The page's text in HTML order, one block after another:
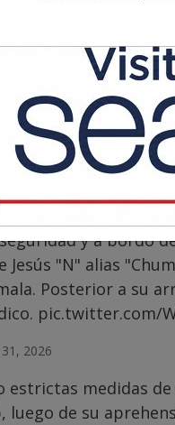
(Mingob)
“chuma”, quien
al narcotráfico.
el pasado sábado
de la
Policía Nacional
en el país
y a bordo
"N" alias
Posterior a su
pic.twitter.com/
2026
estrictas medidas
luego de su